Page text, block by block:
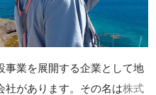
事業を展開する企業として地
社があります。その名は株式